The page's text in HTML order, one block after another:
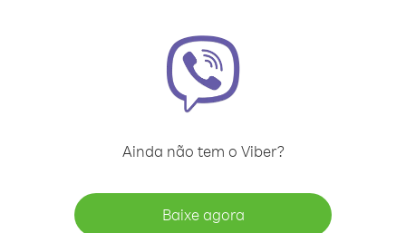
Ainda não tem o Viber?
Baixe agora